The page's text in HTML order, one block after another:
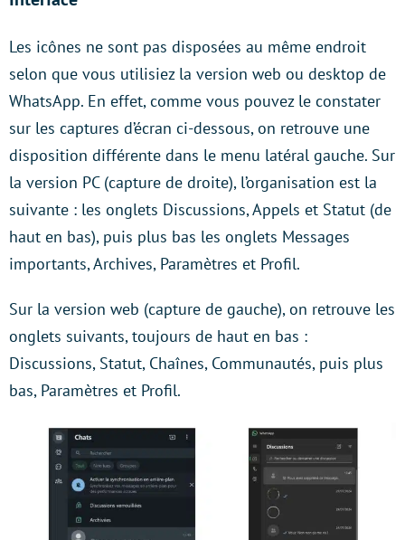
Les icônes ne sont pas disposées au même endroit
selon que vous utilisiez la version web ou desktop de
WhatsApp. En effet, comme vous pouvez le constater
sur les captures d’écran ci-dessous, on retrouve une
disposition différente dans le menu latéral gauche. Sur
la version PC (capture de droite), l’organisation est la
suivante : les onglets Discussions, Appels et Statut (de
haut en bas), puis plus bas les onglets Messages
importants, Archives, Paramètres et Profil.
Sur la version web (capture de gauche), on retrouve les
onglets suivants, toujours de haut en bas :
Discussions, Statut, Chaînes, Communautés, puis plus
bas, Paramètres et Profil.